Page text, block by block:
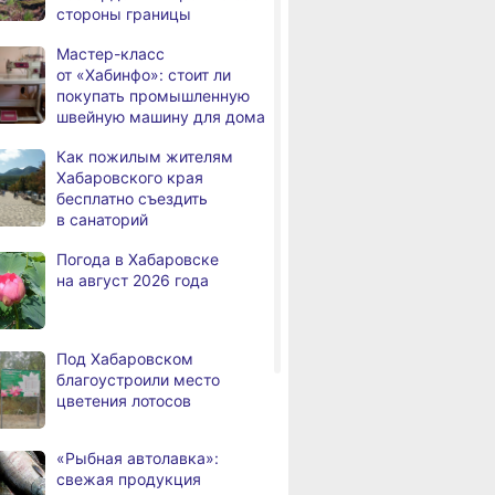
В районе имени Лазо
Переяславка — Аргунское
Тысячи жителей
Хабаровского края
в 2026 году
Дмитрий Демешин наградил
лучших представителей
Жители Хабаровского края
В Хабаровске уровень
Амура достиг 427
Житель Хабаровского края
перевёл мошенникам
стороны границы
Мастер-класс
от «Хабинфо»: стоит ли
покупать промышленную
швейную машину для дома
Как пожилым жителям
Хабаровского края
бесплатно съездить
в санаторий
Погода в Хабаровске
на август 2026 года
Под Хабаровском
благоустроили место
цветения лотосов
«Рыбная автолавка»:
свежая продукция